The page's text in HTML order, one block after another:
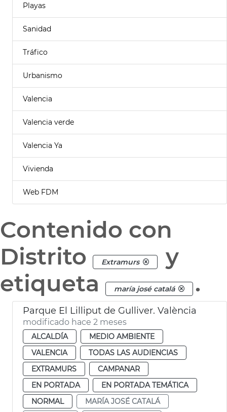
Playas
Sanidad
Tráfico
Urbanismo
Valencia
Valencia verde
Valencia Ya
Vivienda
Web FDM
Contenido con
Distrito
Extramurs
y
etiqueta
maría josé catalá .
Parque El Lilliput de Gulliver. València
modificado hace 2 meses
ALCALDÍA
MEDIO AMBIENTE
VALENCIA
TODAS LAS AUDIENCIAS
EXTRAMURS
CAMPANAR
EN PORTADA
EN PORTADA TEMÁTICA
NORMAL
MARÍA JOSÉ CATALÁ